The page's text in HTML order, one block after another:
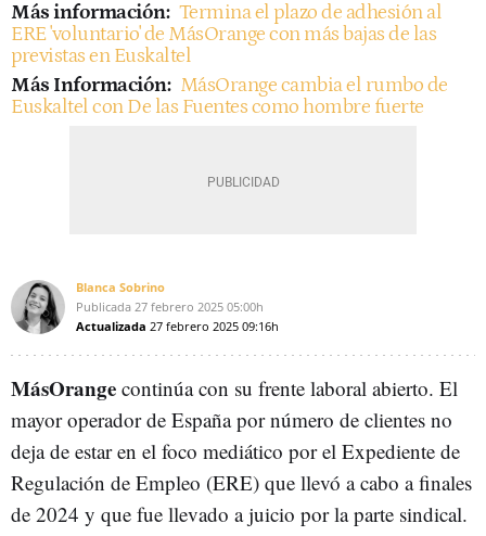
Más información: Termina el plazo de adhesión al
ERE 'voluntario' de MásOrange con más bajas de las
previstas en Euskaltel
Más Información: MásOrange cambia el rumbo de
Euskaltel con De las Fuentes como hombre fuerte
Blanca Sobrino
Publicada 27 febrero 2025 05:00h
Actualizada 27 febrero 2025 09:16h
MásOrange continúa con su frente laboral abierto. El
mayor operador de España por número de clientes no
deja de estar en el foco mediático por el Expediente de
Regulación de Empleo (ERE) que llevó a cabo a finales
de 2024 y que fue llevado a juicio por la parte sindical.